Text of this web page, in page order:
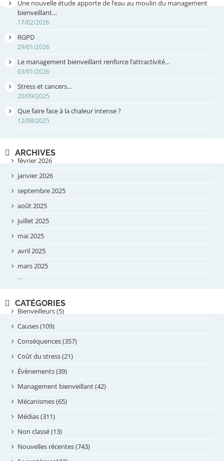
Une nouvelle étude apporte de l’eau au moulin du management
bienveillant…
17/02/2026
RGPD
29/01/2026
Le management bienveillant renforce l’attractivité…
03/01/2026
Stress et cancers…
20/09/2025
Que faire face à la chaleur intense ?
12/08/2025
ARCHIVES
février 2026
janvier 2026
septembre 2025
août 2025
juillet 2025
mai 2025
avril 2025
mars 2025
février 2025
septembre 2024
août 2024
juillet 2024
juin 2024
mai 2024
avril 2024
février 2024
janvier 2024
novembre 2023
octobre 2023
CATÉGORIES
Bienveilleurs (5)
Causes (109)
Conséquences (357)
Coût du stress (21)
Évènements (39)
Management bienveillant (42)
Mécanismes (65)
Médias (311)
Non classé (13)
Nouvelles récentes (743)